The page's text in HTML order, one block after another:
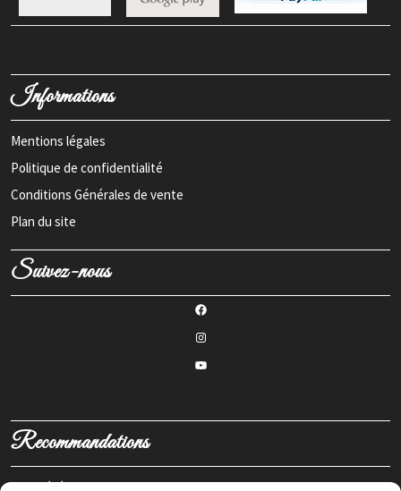
Informations
Mentions légales
Politique de confidentialité
Conditions Générales de vente
Plan du site
Suivez-nous
Recommandations
Propriétés des plantes